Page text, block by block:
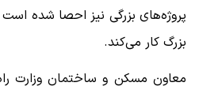
پروژه‌های بزرگی نیز احصا شده است
بزرگ کار می‌کند.
معاون مسکن و ساختمان وزارت